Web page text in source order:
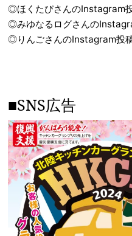
◎ほくたびさんのInstagram
◎みゆなるログさんの
◎りんごさんのInstagram投
■SNS広告